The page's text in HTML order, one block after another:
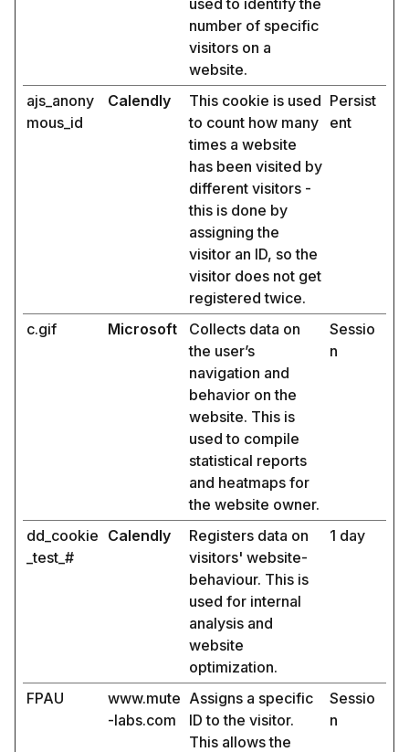
used to identify the
number of specific
visitors on a
website.
ajs_anony
mous_id
Calendly
This cookie is used
to count how many
times a website
has been visited by
different visitors -
this is done by
assigning the
visitor an ID, so the
visitor does not get
registered twice.
Persist
ent
c.gif Microsoft
Collects data on
the user’s
navigation and
behavior on the
website. This is
used to compile
statistical reports
and heatmaps for
the website owner.
Sessio
n
dd_cookie
_test_#
Calendly
Registers data on
visitors' website-
behaviour. This is
used for internal
analysis and
website
optimization.
1 day
FPAU
www.mute
-labs.com
Assigns a specific
ID to the visitor.
This allows the
Sessio
n